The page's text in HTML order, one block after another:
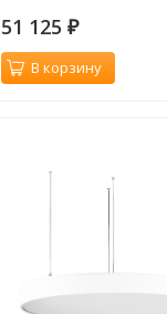
51 125 ₽
В корзину